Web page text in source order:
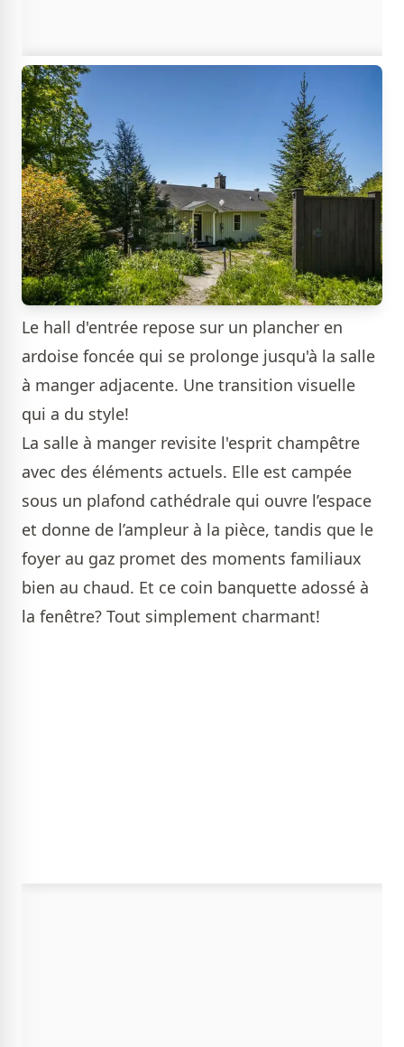
Le hall d'entrée repose sur un plancher en
ardoise foncée qui se prolonge jusqu'à la salle
à manger adjacente. Une transition visuelle
qui a du style!
La salle à manger revisite l'esprit champêtre
avec des éléments actuels. Elle est campée
sous un plafond cathédrale qui ouvre l’espace
et donne de l’ampleur à la pièce, tandis que le
foyer au gaz promet des moments familiaux
bien au chaud. Et ce coin banquette adossé à
la fenêtre? Tout simplement charmant!